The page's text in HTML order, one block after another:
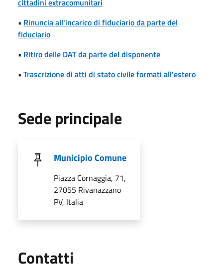
• Rinuncia all'incarico di fiduciario da parte del
fiduciario
• Ritiro delle DAT da parte del disponente
• Trascrizione di atti di stato civile formati all'estero
Sede principale
Municipio Comune
Piazza Cornaggia, 71,
27055 Rivanazzano
PV, Italia
Contatti